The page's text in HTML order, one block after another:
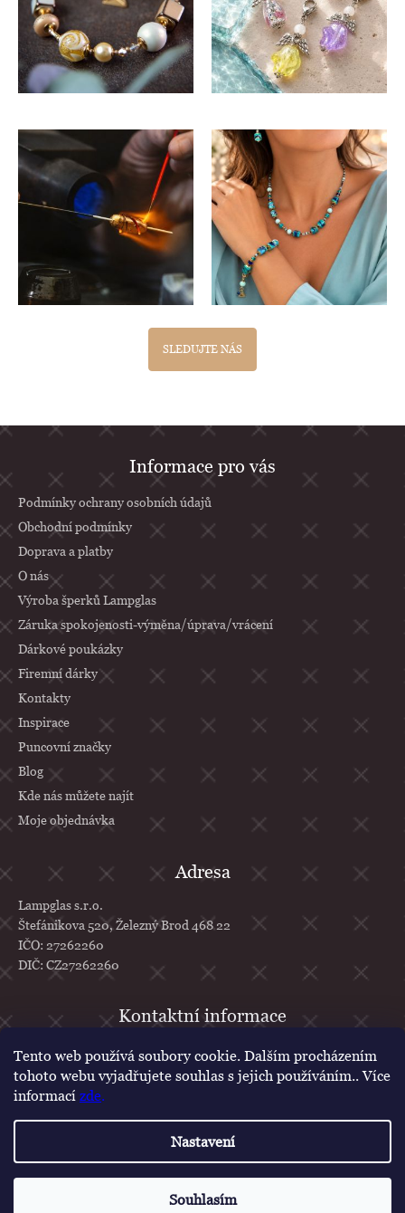
Tento web používá soubory cookie. Dalším procházením
tohoto webu vyjadřujete souhlas s jejich používáním.. Více
informací zde.
Nastavení
Souhlasím
SLEDUJTE NÁS
á
a
í
Informace pro vás
Podmínky ochrany osobních údajů
Obchodní podmínky
Doprava a platby
O nás
Výroba šperků Lampglas
Záruka spokojenosti-výměna/úprava/vrácení
Dárkové poukázky
Firemní dárky
Kontakty
Inspirace
Puncovní značky
Blog
Kde nás můžete najít
Moje objednávka
Adresa
Lampglas s.r.o.
Štefánikova 520, Železný Brod 468 22
IČO: 27262260
DIČ: CZ27262260
info@lampglas.cz
+420 777 610 707
lampglascz
. Všechna práva vyhrazena.